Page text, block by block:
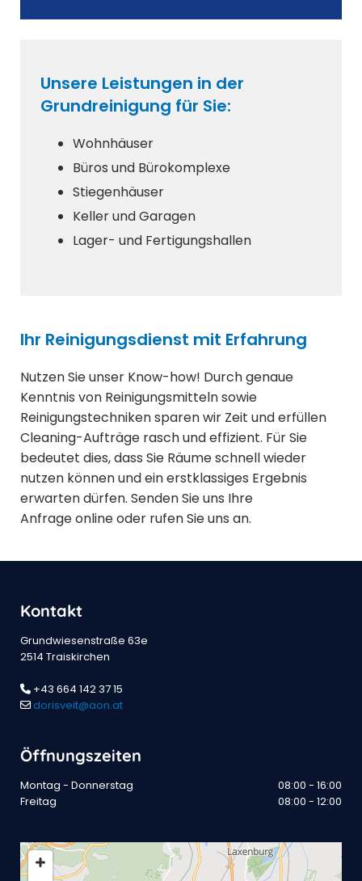
Unsere Leistungen in der
Grundreinigung für Sie:
Wohnhäuser
Büros und Bürokomplexe
Stiegenhäuser
Keller und Garagen
Lager- und Fertigungshallen
Ihr Reinigungsdienst mit Erfahrung
Nutzen Sie unser Know-how! Durch genaue
Kenntnis von Reinigungsmitteln sowie
Reinigungstechniken sparen wir Zeit und erfüllen
Cleaning-Aufträge rasch und effizient. Für Sie
bedeutet dies, dass Sie Räume schnell wieder
nutzen können und ein erstklassiges Ergebnis
erwarten dürfen. Senden Sie uns Ihre
Anfrage online oder rufen Sie uns an.
Kontakt
Grundwiesenstraße 63e
2514 Traiskirchen
 +43 664 142 37 15
 dorisveit@aon.at
Öffnungszeiten
Montag - Donnerstag
08:00 - 16:00
Freitag
08:00 - 12:00